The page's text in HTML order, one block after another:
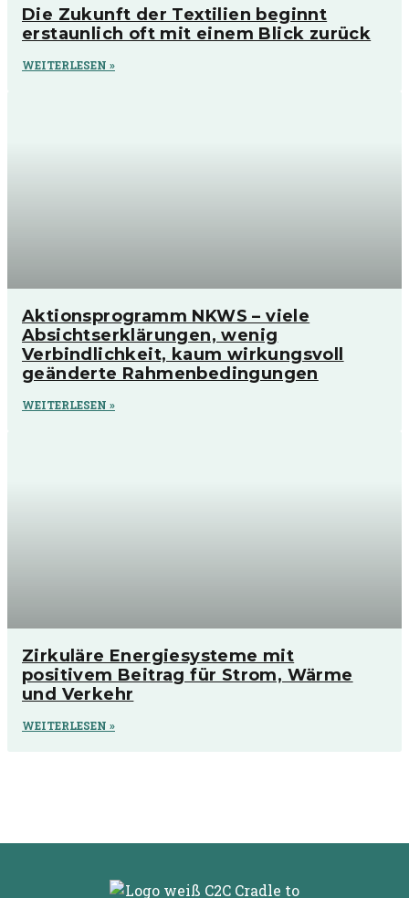
Die Zukunft der Textilien beginnt
erstaunlich oft mit einem Blick zurück
WEITERLESEN »
Aktionsprogramm NKWS – viele
Absichtserklärungen, wenig
Verbindlichkeit, kaum wirkungsvoll
geänderte Rahmenbedingungen
WEITERLESEN »
Zirkuläre Energiesysteme mit
positivem Beitrag für Strom, Wärme
und Verkehr
WEITERLESEN »